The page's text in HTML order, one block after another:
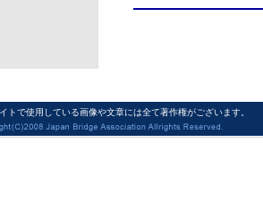
トで使用している画像や文章には全て著作権がございます。